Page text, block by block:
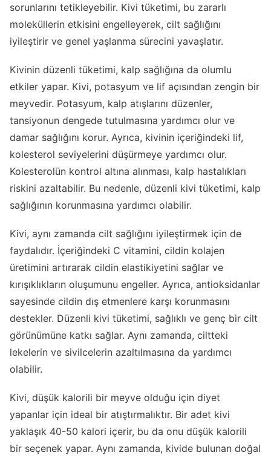
sorunlarını tetikleyebilir. Kivi tüketimi, bu zararlı
moleküllerin etkisini engelleyerek, cilt sağlığını
iyileştirir ve genel yaşlanma sürecini yavaşlatır.
Kivinin düzenli tüketimi, kalp sağlığına da olumlu
etkiler yapar. Kivi, potasyum ve lif açısından zengin bir
meyvedir. Potasyum, kalp atışlarını düzenler,
tansiyonun dengede tutulmasına yardımcı olur ve
damar sağlığını korur. Ayrıca, kivinin içeriğindeki lif,
kolesterol seviyelerini düşürmeye yardımcı olur.
Kolesterolün kontrol altına alınması, kalp hastalıkları
riskini azaltabilir. Bu nedenle, düzenli kivi tüketimi, kalp
sağlığının korunmasına yardımcı olabilir.
Kivi, aynı zamanda cilt sağlığını iyileştirmek için de
faydalıdır. İçeriğindeki C vitamini, cildin kolajen
üretimini artırarak cildin elastikiyetini sağlar ve
kırışıklıkların oluşumunu engeller. Ayrıca, antioksidanlar
sayesinde cildin dış etmenlere karşı korunmasını
destekler. Düzenli kivi tüketimi, sağlıklı ve genç bir cilt
görünümüne katkı sağlar. Aynı zamanda, ciltteki
lekelerin ve sivilcelerin azaltılmasına da yardımcı
olabilir.
Kivi, düşük kalorili bir meyve olduğu için diyet
yapanlar için ideal bir atıştırmalıktır. Bir adet kivi
yaklaşık 40-50 kalori içerir, bu da onu düşük kalorili
bir seçenek yapar. Aynı zamanda, kivide bulunan doğal